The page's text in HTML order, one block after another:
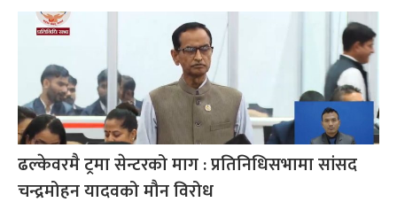
ढल्केवरमै ट्रमा सेन्टरको माग : प्रतिनिधिसभामा सांसद
चन्द्रमोहन यादवको मौन विरोध